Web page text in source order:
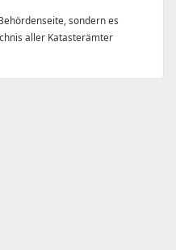
sondern es
aller Katasterämter